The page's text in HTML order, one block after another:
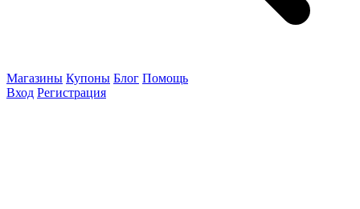
Магазины Купоны Блог Помощь
Вход Регистрация